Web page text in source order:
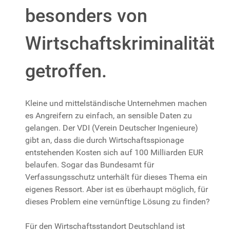
besonders von
Wirtschaftskriminalität
getroffen.
Kleine und mittelständische Unternehmen machen
es Angreifern zu einfach, an sensible Daten zu
gelangen. Der VDI (Verein Deutscher Ingenieure)
gibt an, dass die durch Wirtschaftsspionage
entstehenden Kosten sich auf 100 Milliarden EUR
belaufen. Sogar das Bundesamt für
Verfassungsschutz unterhält für dieses Thema ein
eigenes Ressort. Aber ist es überhaupt möglich, für
dieses Problem eine vernünftige Lösung zu finden?
Für den Wirtschaftsstandort Deutschland ist